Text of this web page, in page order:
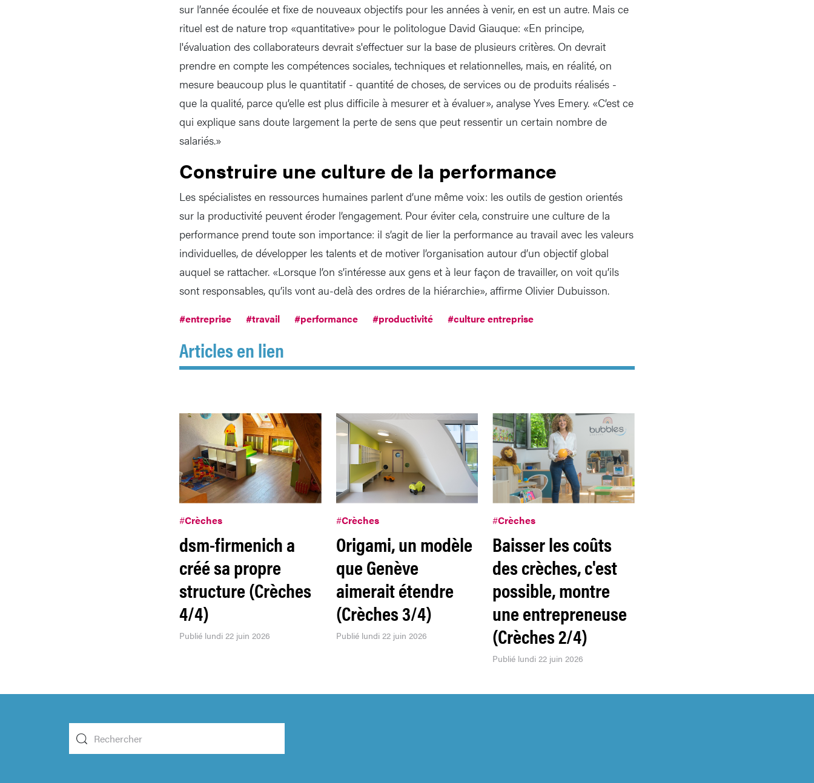
sur l’année écoulée et fixe de nouveaux objectifs pour les années à venir, en est un autre. Mais ce
rituel est de nature trop «quantitative» pour le politologue David Giauque: «En principe,
l'évaluation des collaborateurs devrait s'effectuer sur la base de plusieurs critères. On devrait
prendre en compte les compétences sociales, techniques et relationnelles, mais, en réalité, on
mesure beaucoup plus le quantitatif - quantité de choses, de services ou de produits réalisés -
que la qualité, parce qu’elle est plus difficile à mesurer et à évaluer», analyse Yves Emery. «C’est ce
qui explique sans doute largement la perte de sens que peut ressentir un certain nombre de
salariés.»
Construire une culture de la performance
Les spécialistes en ressources humaines parlent d’une même voix: les outils de gestion orientés
sur la productivité peuvent éroder l’engagement. Pour éviter cela, construire une culture de la
performance prend toute son importance: il s’agit de lier la performance au travail avec les valeurs
individuelles, de développer les talents et de motiver l’organisation autour d’un objectif global
auquel se rattacher. «Lorsque l’on s’intéresse aux gens et à leur façon de travailler, on voit qu’ils
sont responsables, qu’ils vont au-delà des ordres de la hiérarchie», affirme Olivier Dubuisson.
#entreprise #travail #performance #productivité #culture entreprise
Articles en lien
#Crèches
dsm-firmenich a
créé sa propre
structure (Crèches
4/4)
Publié lundi 22 juin 2026
#Crèches
Origami, un modèle
que Genève
aimerait étendre
(Crèches 3/4)
Publié lundi 22 juin 2026
#Crèches
Baisser les coûts
des crèches, c'est
possible, montre
une entrepreneuse
(Crèches 2/4)
Publié lundi 22 juin 2026